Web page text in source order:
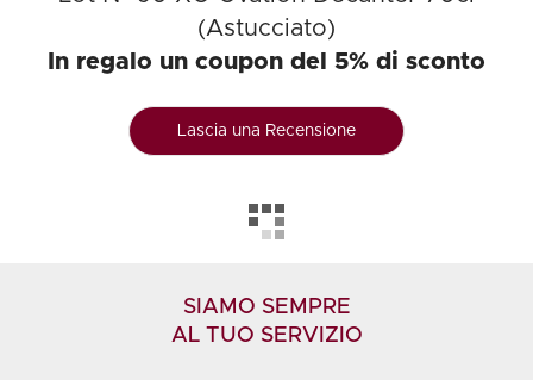
(Astucciato)
In regalo un coupon del 5% di sconto
Lascia una Recensione
SIAMO SEMPRE
AL TUO SERVIZIO